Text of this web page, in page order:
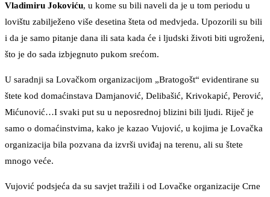
Vladimiru Jokoviću, u kome su bili naveli da je u tom periodu u
lovištu zabilježeno više desetina šteta od medvjeda. Upozorili su bili
i da je samo pitanje dana ili sata kada će i ljudski životi biti ugroženi,
što je do sada izbjegnuto pukom srećom.
U saradnji sa Lovačkom organizacijom „Bratogošt“ evidentirane su
štete kod domaćinstava Damjanović, Delibašić, Krivokapić, Perović,
Mićunović…I svaki put su u neposrednoj blizini bili ljudi. Riječ je
samo o domaćinstvima, kako je kazao Vujović, u kojima je Lovačka
organizacija bila pozvana da izvrši uviđaj na terenu, ali su štete
mnogo veće.
Vujović podsjeća da su savjet tražili i od Lovačke organizacije Crne